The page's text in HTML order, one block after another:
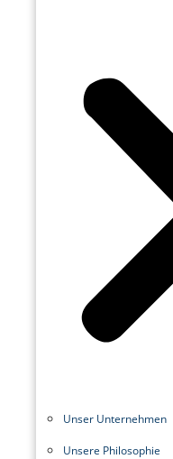
Unser Unternehmen
Unsere Philosophie